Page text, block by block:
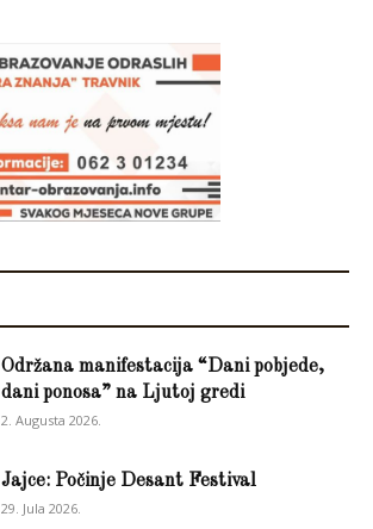
Održana manifestacija “Dani pobjede,
dani ponosa” na Ljutoj gredi
2. Augusta 2026.
Jajce: Počinje Desant Festival
29. Jula 2026.